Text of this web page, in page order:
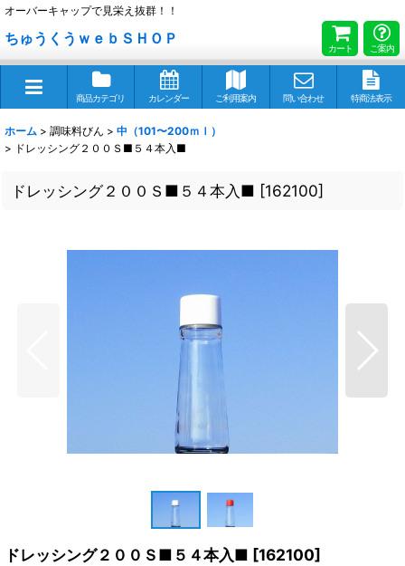
オーバーキャップで見栄え抜群！！
ちゅうくうｗｅｂＳＨＯＰ
カート ご案内
商品カテゴリ カレンダー ご利用案内 問い合わせ 特商法表示
ホーム > 調味料びん > 中（101〜200ｍｌ）
> ドレッシング２００Ｓ■５４本入■
ドレッシング２００Ｓ■５４本入■ [162100]
ドレッシング２００Ｓ■５４本入■ [162100]